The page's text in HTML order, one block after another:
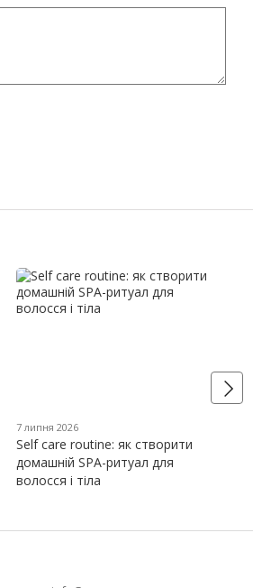
7 липня 2026
Self care routine: як створити
домашній SPA-ритуал для
волосся і тіла